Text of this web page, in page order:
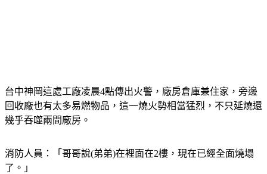
台中神岡這處工廠凌晨4點傳出火警，廠房倉庫兼住家，旁邊
回收廠也有太多易燃物品，這一燒火勢相當猛烈，不只延燒還
幾乎吞噬兩間廠房。
消防人員：「哥哥說(弟弟)在裡面在2樓，現在已經全面燒塌
了。」